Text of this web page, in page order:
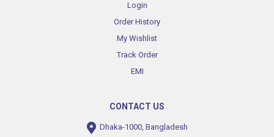
Login
Order History
My Wishlist
Track Order
EMI
CONTACT US
Dhaka-1000, Bangladesh